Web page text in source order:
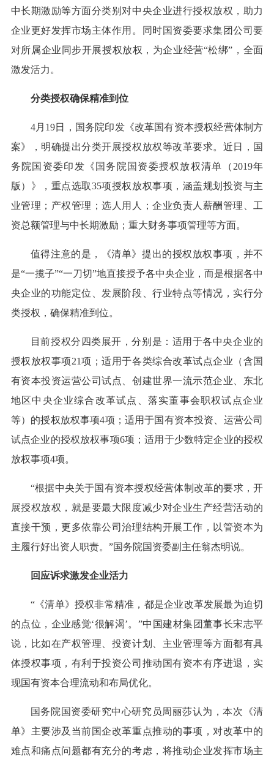
中长期激励等方面分类别对中央企业进行授权放权，助力
企业更好发挥市场主体作用。同时国资委要求集团公司要
对所属企业同步开展授权放权，为企业经营“松绑”，全面
激发活力。
分类授权确保精准到位
4月19日，国务院印发《改革国有资本授权经营体制方
案》，明确提出分类开展授权放权等改革要求。近日，国
务院国资委印发《国务院国资委授权放权清单（2019年
版）》，重点选取35项授权放权事项，涵盖规划投资与主
业管理；产权管理；选人用人；企业负责人薪酬管理、工
资总额管理与中长期激励；重大财务事项管理等方面。
值得注意的是，《清单》提出的授权放权事项，并不
是“一揽子”“一刀切”地直接授予各中央企业，而是根据各中
央企业的功能定位、发展阶段、行业特点等情况，实行分
类授权，确保精准到位。
目前授权分四类展开，分别是：适用于各中央企业的
授权放权事项21项；适用于各类综合改革试点企业（含国
有资本投资运营公司试点、创建世界一流示范企业、东北
地区中央企业综合改革试点、落实董事会职权试点企业
等）的授权放权事项4项；适用于国有资本投资、运营公司
试点企业的授权放权事项6项；适用于少数特定企业的授权
放权事项4项。
“根据中央关于国有资本授权经营体制改革的要求，开
展授权放权，就是要最大限度减少对企业生产经营活动的
直接干预，更多依靠公司治理结构开展工作，以管资本为
主履行好出资人职责。”国务院国资委副主任翁杰明说。
回应诉求激发企业活力
“《清单》授权非常精准，都是企业改革发展最为迫切
的点位，企业感觉‘很解渴’。”中国建材集团董事长宋志平
说，比如在产权管理、投资计划、主业管理等方面都有具
体授权事项，有利于投资公司推动国有资本有序进退，实
现国有资本合理流动和布局优化。
国务院国资委研究中心研究员周丽莎认为，本次《清
单》主要涉及当前国企改革重点推动的事项，对改革中的
难点和痛点问题都有充分的考虑，将推动企业发挥市场主